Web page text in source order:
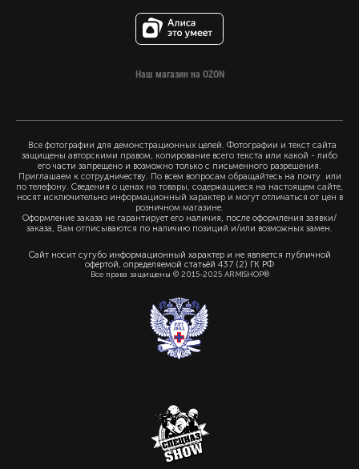
Наш магазин на OZON
Все фотографии для демонстрационных целей. Фотографии и текст сайта
защищены авторскими правом, копирование всего текста или какой - либо
его части запрещено и возможно только с письменного разрешения.
Приглашаем к сотрудничеству. По всем вопросам обращайтесь на почту или
по телефону. Сведения о ценах на товары, содержащиеся на настоящем сайте,
носят исключительно информационный характер и могут отличаться от цен в
розничном магазине.
Оформление заказа не гарантирует его наличия, после оформления заявки/
заказа, Вам отписываются по наличию позиций и/или возможных замен.
Сайт носит сугубо информационный характер и не является публичной
офертой, определяемой статьёй 437 (2) ГК РФ
Все права защищены © 2015-2025 ARMISHOP®